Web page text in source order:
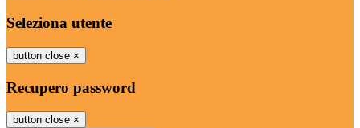
Seleziona utente
button close ×
Recupero password
button close ×